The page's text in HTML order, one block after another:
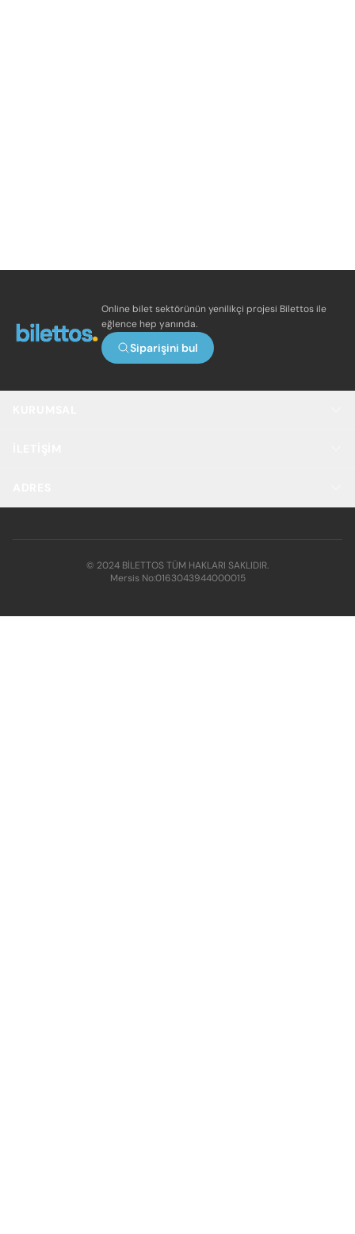
Online bilet sektörünün yenilikçi projesi Bilettos ile
eğlence hep yanında.
Siparişini bul
© 2024 BİLETTOS TÜM HAKLARI SAKLIDIR.
Mersis No:0163043944000015